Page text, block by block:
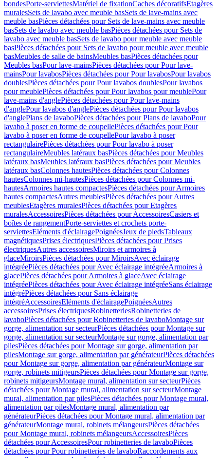
bondesPorte-serviettesMatériel de fixationCaches décoratifsEtagères
muralesSets de lavabo avec meuble basSets de lave-mains avec
meuble basPièces détachées pour Sets de lave-mains avec meuble
basSets de lavabo avec meuble basPièces détachées pour Sets de
lavabo avec meuble basSets de lavabo pour meuble avec meuble
basPièces détachées pour Sets de lavabo pour meuble avec meuble
basMeubles de salle de bainsMeubles basPièces détachées pour
Meubles basPour lave-mainsPièces détachées pour Pour lave-
mainsPour lavabosPièces détachées pour Pour lavabosPour lavabos
doublesPièces détachées pour Pour lavabos doublesPour lavabos
pour meublePièces détachées pour Pour lavabos pour meublePour
lave-mains d'anglePièces détachées pour Pour lave-mains
d'anglePour lavabos d'anglePièces détachées pour Pour lavabos
d'anglePlans de lavaboPièces détachées pour Plans de lavaboPour
lavabo à poser en forme de coupellePièces détachées pour Pour
lavabo à poser en forme de coupellePour lavabo à poser
rectangulairePièces détachées pour Pour lavabo à poser
rectangulaireMeubles latéraux basPièces détachées pour Meubles
latéraux basMeubles latéraux basPièces détachées pour Meubles
latéraux basColonnes hautesPièces détachées pour Colonnes
hautesColonnes mi-hautesPièces détachées pour Colonnes mi-
hautesArmoires hautes compactesPièces détachées pour Armoires
hautes compactesAutres meublesPièces détachées pour Autres
meublesEtagères muralesPièces détachées pour Etagères
muralesAccessoiresPièces détachées pour AccessoiresCasiers et
boîtes de rangementPorte-serviettes et crochets porte-
serviettesEléments d'éclairagePoignéesJeux de piedsTableaux
magnétiquesPrises électriquesPièces détachées pour Prises
électriquesAutres accessoiresMiroirs et armoires à
glaceMiroirsPièces détachées pour MiroirsAvec éclairage
intégréePièces détachées pour Avec éclairage intégréeArmoires à
glacePièces détachées pour Armoires à glaceAvec éclairage
intégréePièces détachées pour Avec éclairage intégréeSans éclairage
intégréPièces détachées pour Sans éclairage
intégréAccessoiresEléments d'éclairagePoignéesAutres
accessoiresPrises électriquesRobinetteriesRobinetteries de
lavaboPièces détachées pour Robinetteries de lavaboMontage sur
gorge, alimentation sur secteurPièces détachées pour Montage sur
gorge, alimentation sur secteurMontage sur gorge, alimentation par
pilesPièces détachées pour Montage sur gorge, alimentation par
pilesMontage sur gorge, alimentation par générateurPièces détachées
pour Montage sur gorge, alimentation par générateurMontage sur
gorge, robinets mitigeursPièces détachées pour Montage sur gorge,
robinets mitigeursMontage mural, alimentation sur secteurPièces
détachées pour Montage mural, alimentation sur secteurMontage
mural, alimentation par pilesPièces détachées pour Montage mural,
alimentation par pilesMontage mural, alimentation par
générateurPièces détachées pour Montage mural, alimentation par
générateurMontage mural, robinets mélangeursPièces détachées
pour Montage mural, robinets mélangeursAccessoiresPièces
détachées pour AccessoiresPour robinetteries de lavaboPièces
détachées pour Pour robinetteries de lavaboRaccordements aux